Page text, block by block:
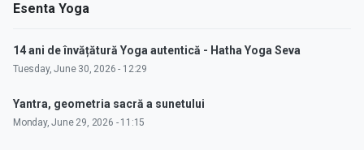
Esenta Yoga
14 ani de învățătură Yoga autentică - Hatha Yoga Seva
Tuesday, June 30, 2026 - 12:29
Yantra, geometria sacră a sunetului
Monday, June 29, 2026 - 11:15